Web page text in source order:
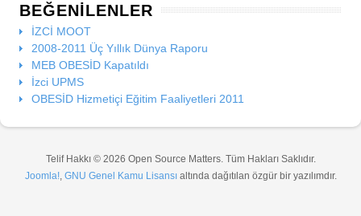
BEĞENILENLER
İZCİ MOOT
2008-2011 Üç Yıllık Dünya Raporu
MEB OBESİD Kapatıldı
İzci UPMS
OBESİD Hizmetiçi Eğitim Faaliyetleri 2011
Telif Hakkı © 2026 Open Source Matters. Tüm Hakları Saklıdır.
Joomla!, GNU Genel Kamu Lisansıaltında dağıtılan özgür bir yazılımdır.